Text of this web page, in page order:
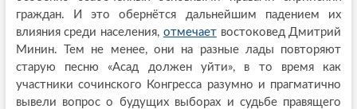
граждан. И это обернётся дальнейшим падением их
влияния среди населения, отмечаетвостоковед Дмитрий
Минин. Тем не менее, они на разные лады повторяют
старую песню «Асад должен уйти», в то время как
участники сочинского Конгресса разумно и прагматично
вывели вопрос о будущих выборах и судьбе правящего